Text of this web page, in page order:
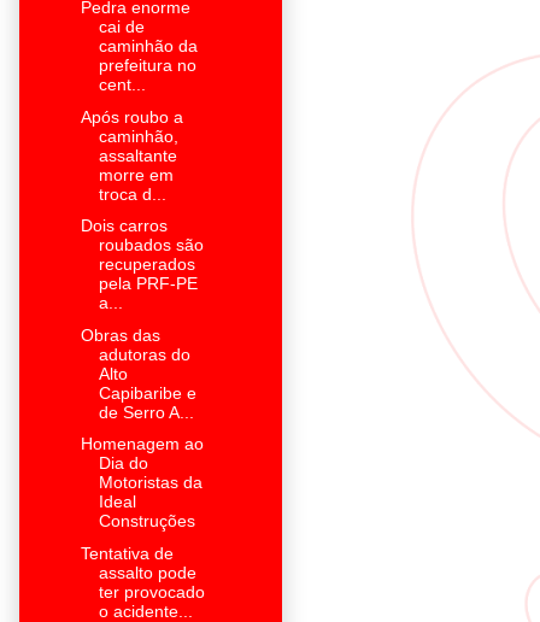
Pedra enorme
cai de
caminhão da
prefeitura no
cent...
Após roubo a
caminhão,
assaltante
morre em
troca d...
Dois carros
roubados são
recuperados
pela PRF-PE
a...
Obras das
adutoras do
Alto
Capibaribe e
de Serro A...
Homenagem ao
Dia do
Motoristas da
Ideal
Construções
Tentativa de
assalto pode
ter provocado
o acidente...